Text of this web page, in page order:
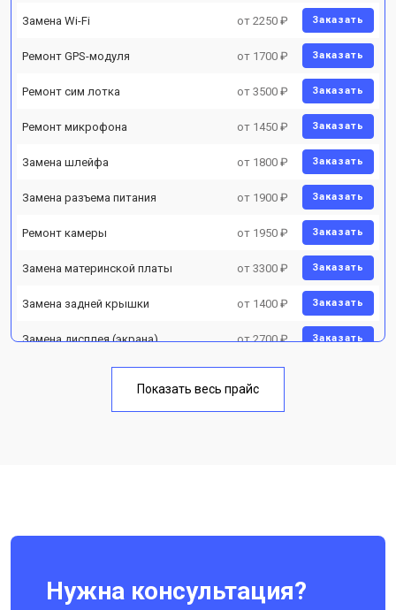
Замена Wi-Fi от 2250 ₽ Заказать
Ремонт GPS-модуля от 1700 ₽ Заказать
Ремонт сим лотка от 3500 ₽ Заказать
Ремонт микрофона от 1450 ₽ Заказать
Замена шлейфа от 1800 ₽ Заказать
Замена разъема питания от 1900 ₽ Заказать
Ремонт камеры от 1950 ₽ Заказать
Замена материнской платы от 3300 ₽ Заказать
Замена задней крышки от 1400 ₽ Заказать
Замена дисплея (экрана) от 2700 ₽ Заказать
Замена кнопки включения от 1750 ₽
Показать весь прайс
Нужна консультация?